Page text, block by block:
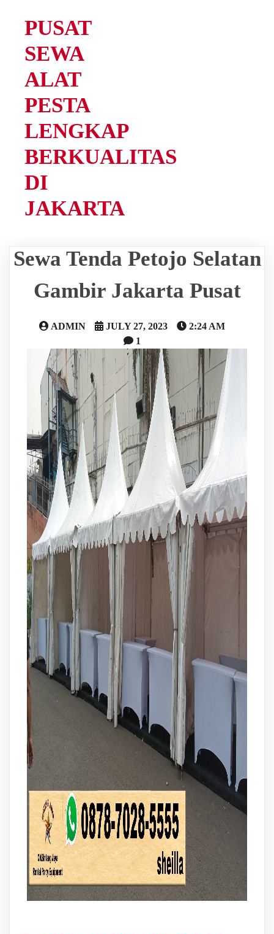
PUSAT
SEWA
ALAT
PESTA
LENGKAP
BERKUALITAS
DI
JAKARTA
Sewa Tenda Petojo Selatan
Gambir Jakarta Pusat
ADMIN JULY 27, 2023
2:24 AM
1